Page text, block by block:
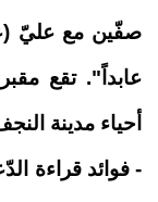
صفّين مع عليّ
عابداً". تقع
أحياء مدينة
- فوائد قراءة